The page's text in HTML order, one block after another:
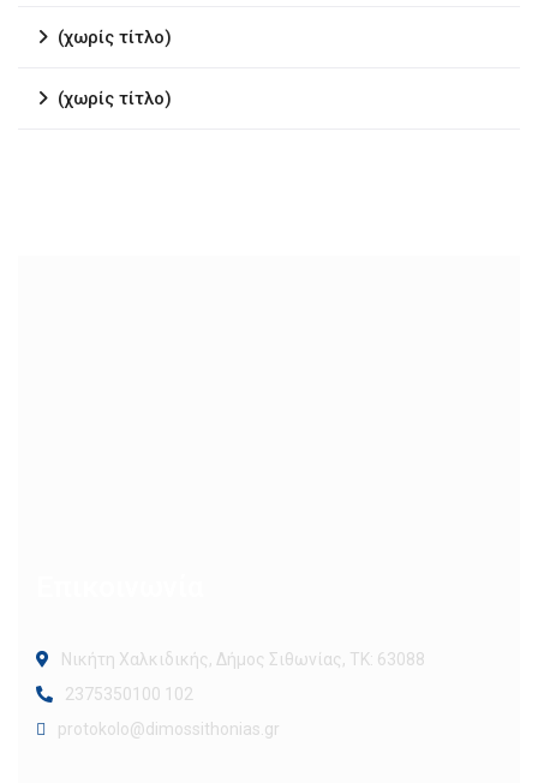
(χωρίς τίτλο)
(χωρίς τίτλο)
Νικήτη Χαλκιδικής, Δήμος Σιθωνίας, ΤΚ: 63088
2375350100 102
protokolo@dimossithonias.gr